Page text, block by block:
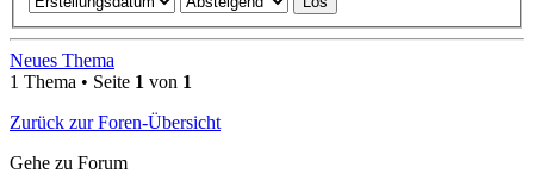
Neues Thema
1 Thema • Seite 1 von 1
Zurück zur Foren-Übersicht
Gehe zu Forum